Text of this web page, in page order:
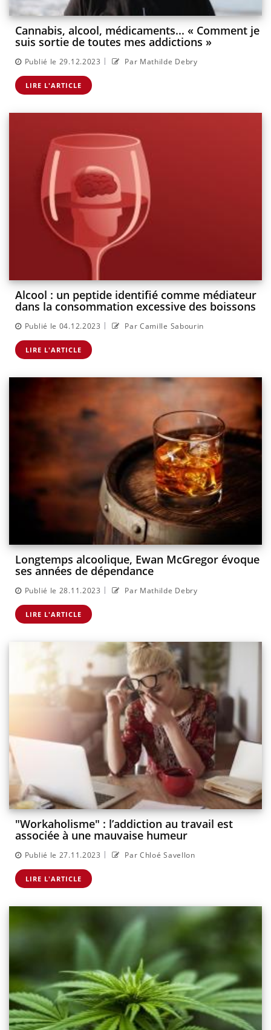
Cannabis, alcool, médicaments... « Comment je
suis sortie de toutes mes addictions »
Publié le 29.12.2023 | Par Mathilde Debry
LIRE L'ARTICLE
Alcool : un peptide identifié comme médiateur
dans la consommation excessive des boissons
Publié le 04.12.2023 | Par Camille Sabourin
LIRE L'ARTICLE
Longtemps alcoolique, Ewan McGregor évoque
ses années de dépendance
Publié le 28.11.2023 | Par Mathilde Debry
LIRE L'ARTICLE
"Workaholisme" : l’addiction au travail est
associée à une mauvaise humeur
Publié le 27.11.2023 | Par Chloé Savellon
LIRE L'ARTICLE